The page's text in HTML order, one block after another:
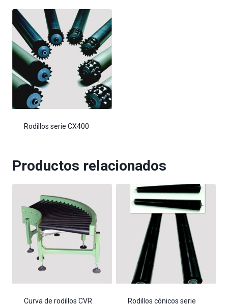
Rodillos serie CX400
Productos relacionados
Curva de rodillos CVR Rodillos cónicos serie